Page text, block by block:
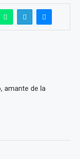
amante de la